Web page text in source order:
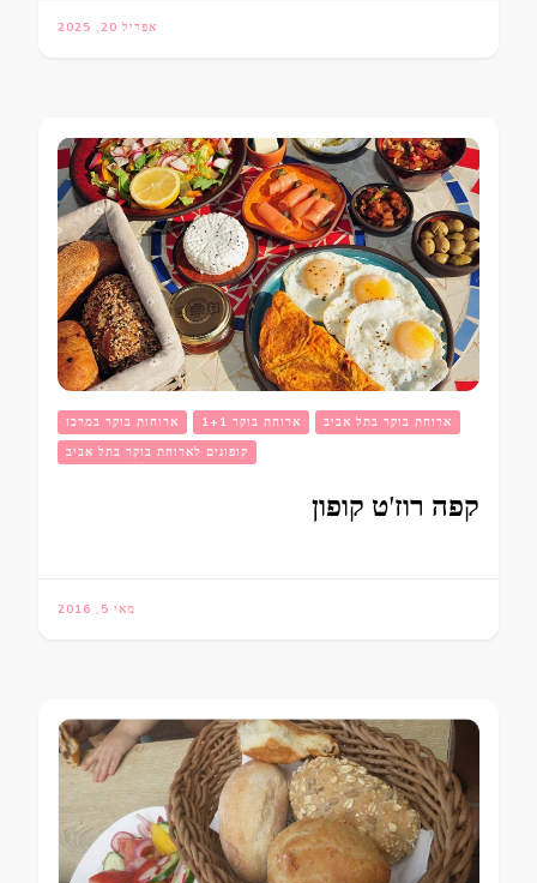
אפריל 20, 2025
ארוחות בוקר במרכז ארוחת בוקר 1+1
ארוחת בוקר בתל אביב
קופונים לארוחת בוקר בתל אביב
קפה רוז'ט קופון
מאי 5, 2016